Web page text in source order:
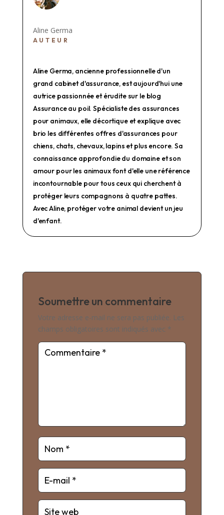
Aline Germa
AUTEUR
Aline Germa, ancienne professionnelle d'un
grand cabinet d'assurance, est aujourd'hui une
autrice passionnée et érudite sur le blog
Assurance au poil. Spécialiste des assurances
pour animaux, elle décortique et explique avec
brio les différentes offres d'assurances pour
chiens, chats, chevaux, lapins et plus encore. Sa
connaissance approfondie du domaine et son
amour pour les animaux font d'elle une référence
incontournable pour tous ceux qui cherchent à
protéger leurs compagnons à quatre pattes.
Avec Aline, protéger votre animal devient un jeu
d'enfant.
Soumettre un commentaire
Votre adresse e-mail ne sera pas publiée. Les
champs obligatoires sont indiqués avec *